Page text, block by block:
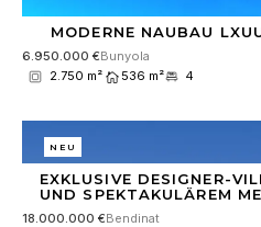
MODERNE NAUBAU
6.950.000 €Bunyola
2.750 m²
536 m² 4
NEU
EXKLUSIVE DESIGNER-
UND SPEKTAKULÄREM
18.000.000 €Bendinat